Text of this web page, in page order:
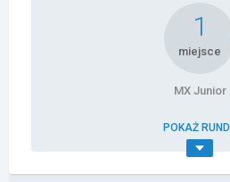
1
miejsce
MX Junior
POKAŻ